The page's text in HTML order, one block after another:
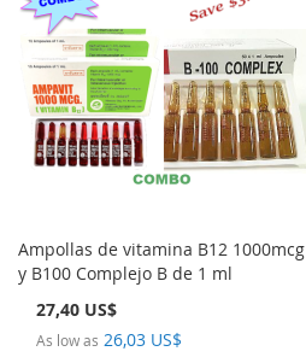
Ampollas de vitamina B12 1000mcg
y B100 Complejo B de 1 ml
27,40 US$
As low as 26,03 US$